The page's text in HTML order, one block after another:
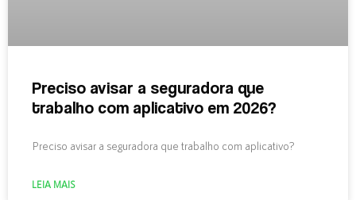
Preciso avisar a seguradora que
trabalho com aplicativo em 2026?
Preciso avisar a seguradora que trabalho com aplicativo?
LEIA MAIS